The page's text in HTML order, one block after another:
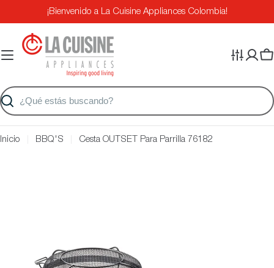
al
contenido
¡Bienvenido a La Cuisine Appliances Colombia!
Buscar
Inicio BBQ'S Cesta OUTSET Para Parrilla 76182